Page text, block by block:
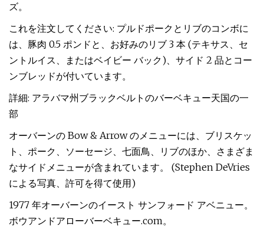
ズ。
これを注文してください: プルドポークとリブのコンボに
は、豚肉 0.5 ポンドと、お好みのリブ 3 本 (テキサス、セ
ントルイス、またはベイビー バック)、サイド 2 品とコー
ンブレッドが付いています。
詳細: アラバマ州ブラックベルトのバーベキュー天国の一
部
オーバーンの Bow & Arrow のメニューには、ブリスケッ
ト、ポーク、ソーセージ、七面鳥、リブのほか、さまざま
なサイドメニューが含まれています。 (Stephen DeVries
による写真、許可を得て使用)
1977 年オーバーンのイースト サンフォード アベニュー。
ボウアンドアローバーベキュー.com。